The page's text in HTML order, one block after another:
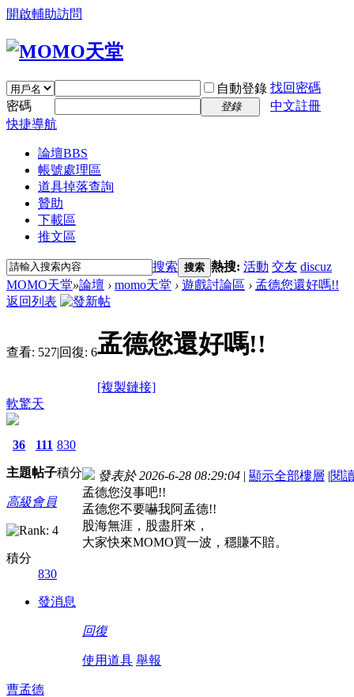
開啟輔助訪問
自動登錄 找回密碼
密碼
登錄
中文註冊
快捷導航
論壇BBS
帳號處理區
道具掉落查詢
贊助
下載區
推文區
搜索 搜索 熱搜: 活動 交友 discuz
MOMO天堂»論壇 › momo天堂 › 遊戲討論區 › 孟德您還好嗎!!
返回列表
查看: 527|回復: 6孟德您還好嗎!!
[複製鏈接]
軟驚天
36
主題
111
帖子
830
積分
高級會員
積分
830
發消息
發表於 2026-6-28 08:29:04 | 顯示全部樓層 |閱
孟德您沒事吧!!
孟德您不要嚇我阿孟德!!
股海無涯，股盡肝來，
大家快來MOMO買一波，穩賺不賠。
回復
使用道具 舉報
曹孟德